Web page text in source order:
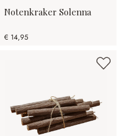
Notenkraker Solenna
€ 14,95